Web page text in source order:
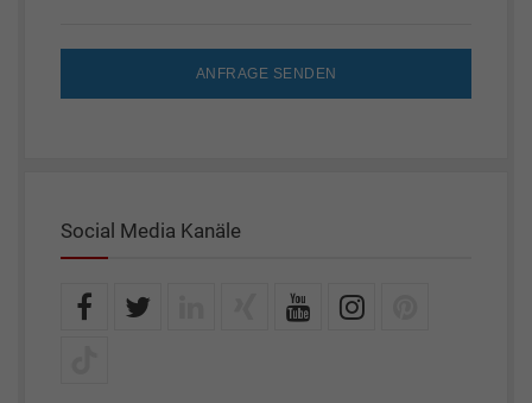
ANFRAGE SENDEN
Social Media Kanäle